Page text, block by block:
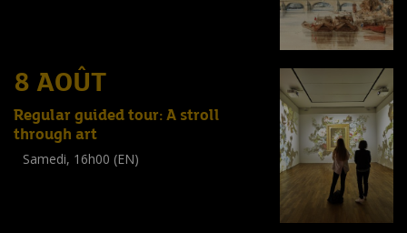
8 AOÛT
Regular guided tour: A stroll
through art
Samedi, 16h00 (EN)